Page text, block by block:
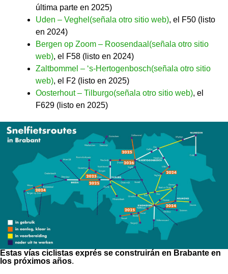
última parte en 2025)
Uden – Veghel(señala otro sitio web), el F50 (listo
en 2024)
Bergen op Zoom – Roosendaal(señala otro sitio
web), el F58 (listo en 2024)
Zaltbommel – ‘s-Hertogenbosch(señala otro sitio
web), el F2 (listo en 2025)
Oosterhout – Tilburgo(señala otro sitio web), el
F629 (listo en 2025)
Estas vías ciclistas exprés se construirán en Brabante en
los próximos años.